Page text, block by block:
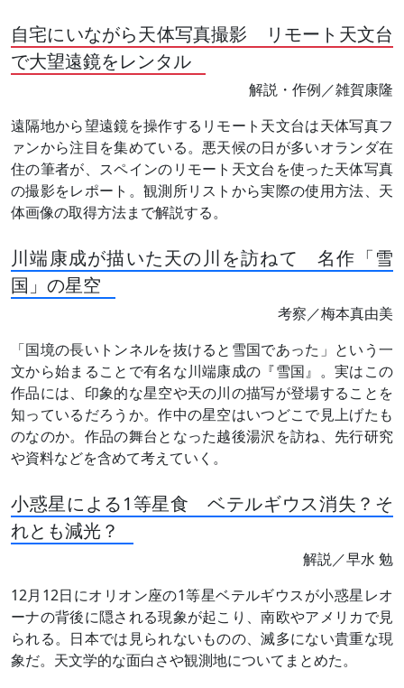
自宅にいながら天体写真撮影 リモート天文台
で大望遠鏡をレンタル
解説・作例／雑賀康隆
遠隔地から望遠鏡を操作するリモート天文台は天体写真フ
ァンから注目を集めている。悪天候の日が多いオランダ在
住の筆者が、スペインのリモート天文台を使った天体写真
の撮影をレポート。観測所リストから実際の使用方法、天
体画像の取得方法まで解説する。
川端康成が描いた天の川を訪ねて 名作「雪
国」の星空
考察／梅本真由美
「国境の長いトンネルを抜けると雪国であった」という一
文から始まることで有名な川端康成の『雪国』。実はこの
作品には、印象的な星空や天の川の描写が登場することを
知っているだろうか。作中の星空はいつどこで見上げたも
のなのか。作品の舞台となった越後湯沢を訪ね、先行研究
や資料などを含めて考えていく。
小惑星による1等星食 ベテルギウス消失？そ
れとも減光？
解説／早水 勉
12月12日にオリオン座の1等星ベテルギウスが小惑星レオ
ーナの背後に隠される現象が起こり、南欧やアメリカで見
られる。日本では見られないものの、滅多にない貴重な現
象だ。天文学的な面白さや観測地についてまとめた。